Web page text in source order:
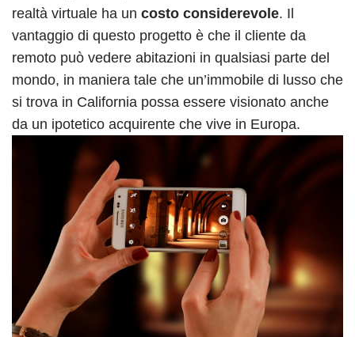
realtà virtuale ha un costo considerevole. Il
vantaggio di questo progetto è che il cliente da
remoto può vedere abitazioni in qualsiasi parte del
mondo, in maniera tale che un’immobile di lusso che
si trova in California possa essere visionato anche
da un ipotetico acquirente che vive in Europa.